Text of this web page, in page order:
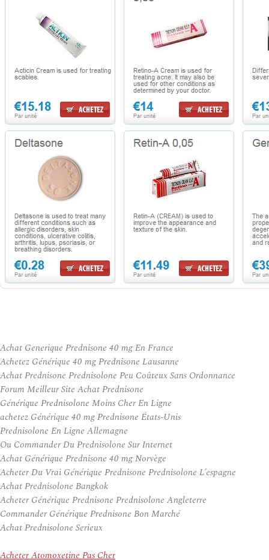
Achat Generique Prednisone 40 mg En France
Achetez Générique 40 mg Prednisone Lausanne
Achat Prednisone Prednisolone Peu Coûteux Sans Ordonnance
Forum Meilleur Site Achat Prednisone
Générique Prednisolone Moins Cher En Ligne
achetez Générique 40 mg Prednisone États-Unis
Prednisolone En Ligne Allemagne
Ou Commander Du Prednisolone Sur Internet
Achat Générique Prednisone 40 mg Norvège
Acheter Du Vrai Générique Prednisone Prednisolone L’espagne
Achat Prednisolone Bangkok
Acheter Générique Prednisone Prednisolone Angleterre
Commander Générique Prednisone Bon Marché
Achat Prednisolone Serieux
Acheter Atomoxetine Pas Cher